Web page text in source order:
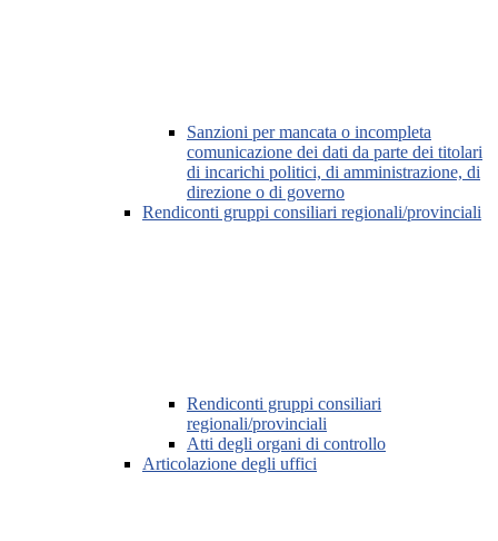
Sanzioni per mancata o incompleta
comunicazione dei dati da parte dei titolari
di incarichi politici, di amministrazione, di
direzione o di governo
Rendiconti gruppi consiliari regionali/provinciali
Rendiconti gruppi consiliari
regionali/provinciali
Atti degli organi di controllo
Articolazione degli uffici